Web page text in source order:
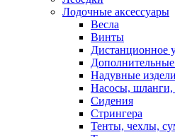
Лодочные аксессуары
Весла
Винты
Дистанционное
Надувные
Насосы, шланги,
Сидения
Стрингера
Тенты, чехлы,